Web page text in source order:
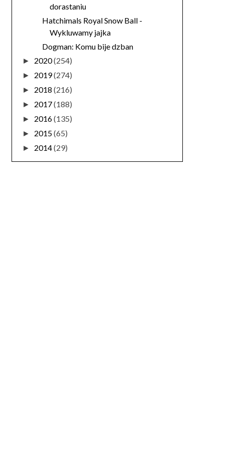
dorastaniu
Hatchimals Royal Snow Ball -
Wykluwamy jajka
Dogman: Komu bije dzban
► 2020(254)
► 2019(274)
► 2018 (216)
► 2017(188)
► 2016(135)
► 2015(65)
► 2014(29)